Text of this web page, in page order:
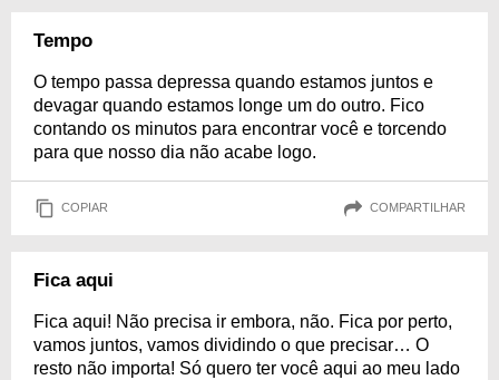
Tempo
O tempo passa depressa quando estamos juntos e
devagar quando estamos longe um do outro. Fico
contando os minutos para encontrar você e torcendo
para que nosso dia não acabe logo.
COPIAR COMPARTILHAR
Fica aqui
Fica aqui! Não precisa ir embora, não. Fica por perto,
vamos juntos, vamos dividindo o que precisar… O
resto não importa! Só quero ter você aqui ao meu lado